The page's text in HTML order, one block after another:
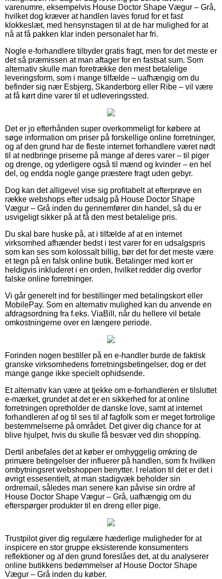
varenumre, eksempelvis House Doctor Shape Vægur – Grå,
hvilket dog kræver at handlen laves forud for et fast
klokkeslæt, med hensynstagen til at de har mulighed for at
nå at få pakken klar inden personalet har fri.
Nogle e-forhandlere tilbyder gratis fragt, men for det meste er
det så præmissen at man aftager for en fastsat sum. Som
alternativ skulle man foretrække den mest betalelige
leveringsform, som i mange tilfælde – uafhængig om du
befinder sig nær Esbjerg, Skanderborg eller Ribe – vil være
at få kørt dine varer til et udleveringssted.
Det er jo efterhånden super overkommeligt for købere at
søge information om priser på forskellige online forretninger,
og af den grund har de fleste internet forhandlere været nødt
til at nedbringe priserne på mange af deres varer – til piger
og drenge, og yderligere også til mænd og kvinder – en hel
del, og endda nogle gange præstere fragt uden gebyr.
Dog kan det alligevel vise sig profitabelt at efterprøve en
række webshops efter udsalg på House Doctor Shape
Vægur – Grå inden du gennemfører din handel, så du er
usvigeligt sikker på at få den mest betalelige pris.
Du skal bare huske på, at i tilfælde af at en internet
virksomhed afhænder bedst i test varer for en udsalgspris
som kan ses som kolossalt billig, bør det for det meste være
et tegn på en falsk online butik. Betalinger med kort er
heldigvis inkluderet i en orden, hvilket redder dig overfor
falske online forretninger.
Vi går generelt ind for bestillinger med betalingskort eller
MobilePay. Som en alternativ mulighed kan du anvende en
afdragsordning fra f.eks. ViaBill, når du hellere vil betale
omkostningerne over en længere periode.
Forinden nogen bestiller på en e-handler burde de faktisk
granske virksomhedens forretningsbetingelser, dog er det
mange gange ikke specielt ophidsende.
Et alternativ kan være at tjekke om e-forhandleren er tilsluttet
e-mærket, grundet at det er en sikkerhed for at online
forretningen opretholder de danske love, samt at internet
forhandleren af og til ses til af fagfolk som er meget fortrolige
bestemmelserne på området. Det giver dig chance for at
blive hjulpet, hvis du skulle få besvær ved din shopping.
Dertil anbefales det at køber er omhyggelig omkring de
primære betingelser der influerer på handlen, som fx hvilken
ombytningsret webshoppen benytter. I relation til det er det i
øvrigt essesentielt, at man stadigvæk beholder sin
ordremail, således man senere kan påvise sin ordre af
House Doctor Shape Vægur – Grå, uafhængig om du
efterspørger produkter til en dreng eller pige.
Trustpilot giver dig regulære hæderlige muligheder for at
inspicere en stor gruppe eksisterende konsumenters
reflektioner og af den grund foreslåes det, at du analyserer
online butikkens bedømmelser af House Doctor Shape
Vægur – Grå inden du køber.